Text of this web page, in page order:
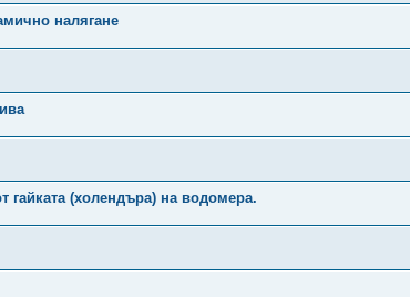
налягане
гайката (холендъра) на водомера.